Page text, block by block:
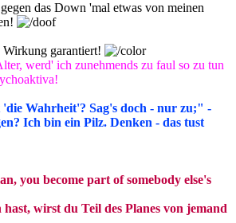
das Down 'mal etwas von meinen
Wirkung garantiert!
werd' ich zunehmends zu faul so zu tun
'die Wahrheit'? Sag's doch - nur zu;" -
Ich bin ein Pilz. Denken - das tust
you become part of somebody else's
wirst du Teil des Planes von jemand